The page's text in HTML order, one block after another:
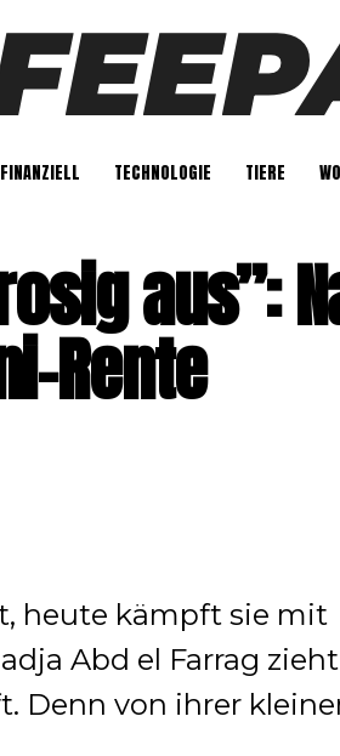
FINANZIELL TECHNOLOGIE TIERE
aus”:
Rente
heute kämpft sie mit
Abd el Farrag
Denn von ihrer